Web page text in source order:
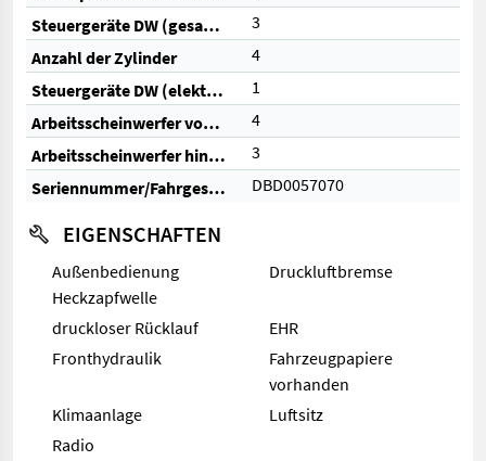
Steuergeräte DW (gesamt)
3
Anzahl der Zylinder
4
Steuergeräte DW (elektrisch)
1
Arbeitsscheinwerfer vorne
4
Arbeitsscheinwerfer hinten
3
Seriennummer/Fahrgestellnummer
DBD0057070
EIGENSCHAFTEN
Außenbedienung
Heckzapfwelle
Druckluftbremse
druckloser Rücklauf
EHR
Fronthydraulik
Fahrzeugpapiere
vorhanden
Klimaanlage
Luftsitz
Radio